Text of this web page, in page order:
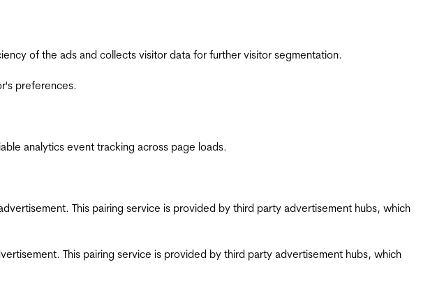
of the ads and collects visitor data for further visitor segmentation.
preferences.
analytics event tracking across page loads.
This pairing service is provided by third party advertisement hubs, which
This pairing service is provided by third party advertisement hubs, which